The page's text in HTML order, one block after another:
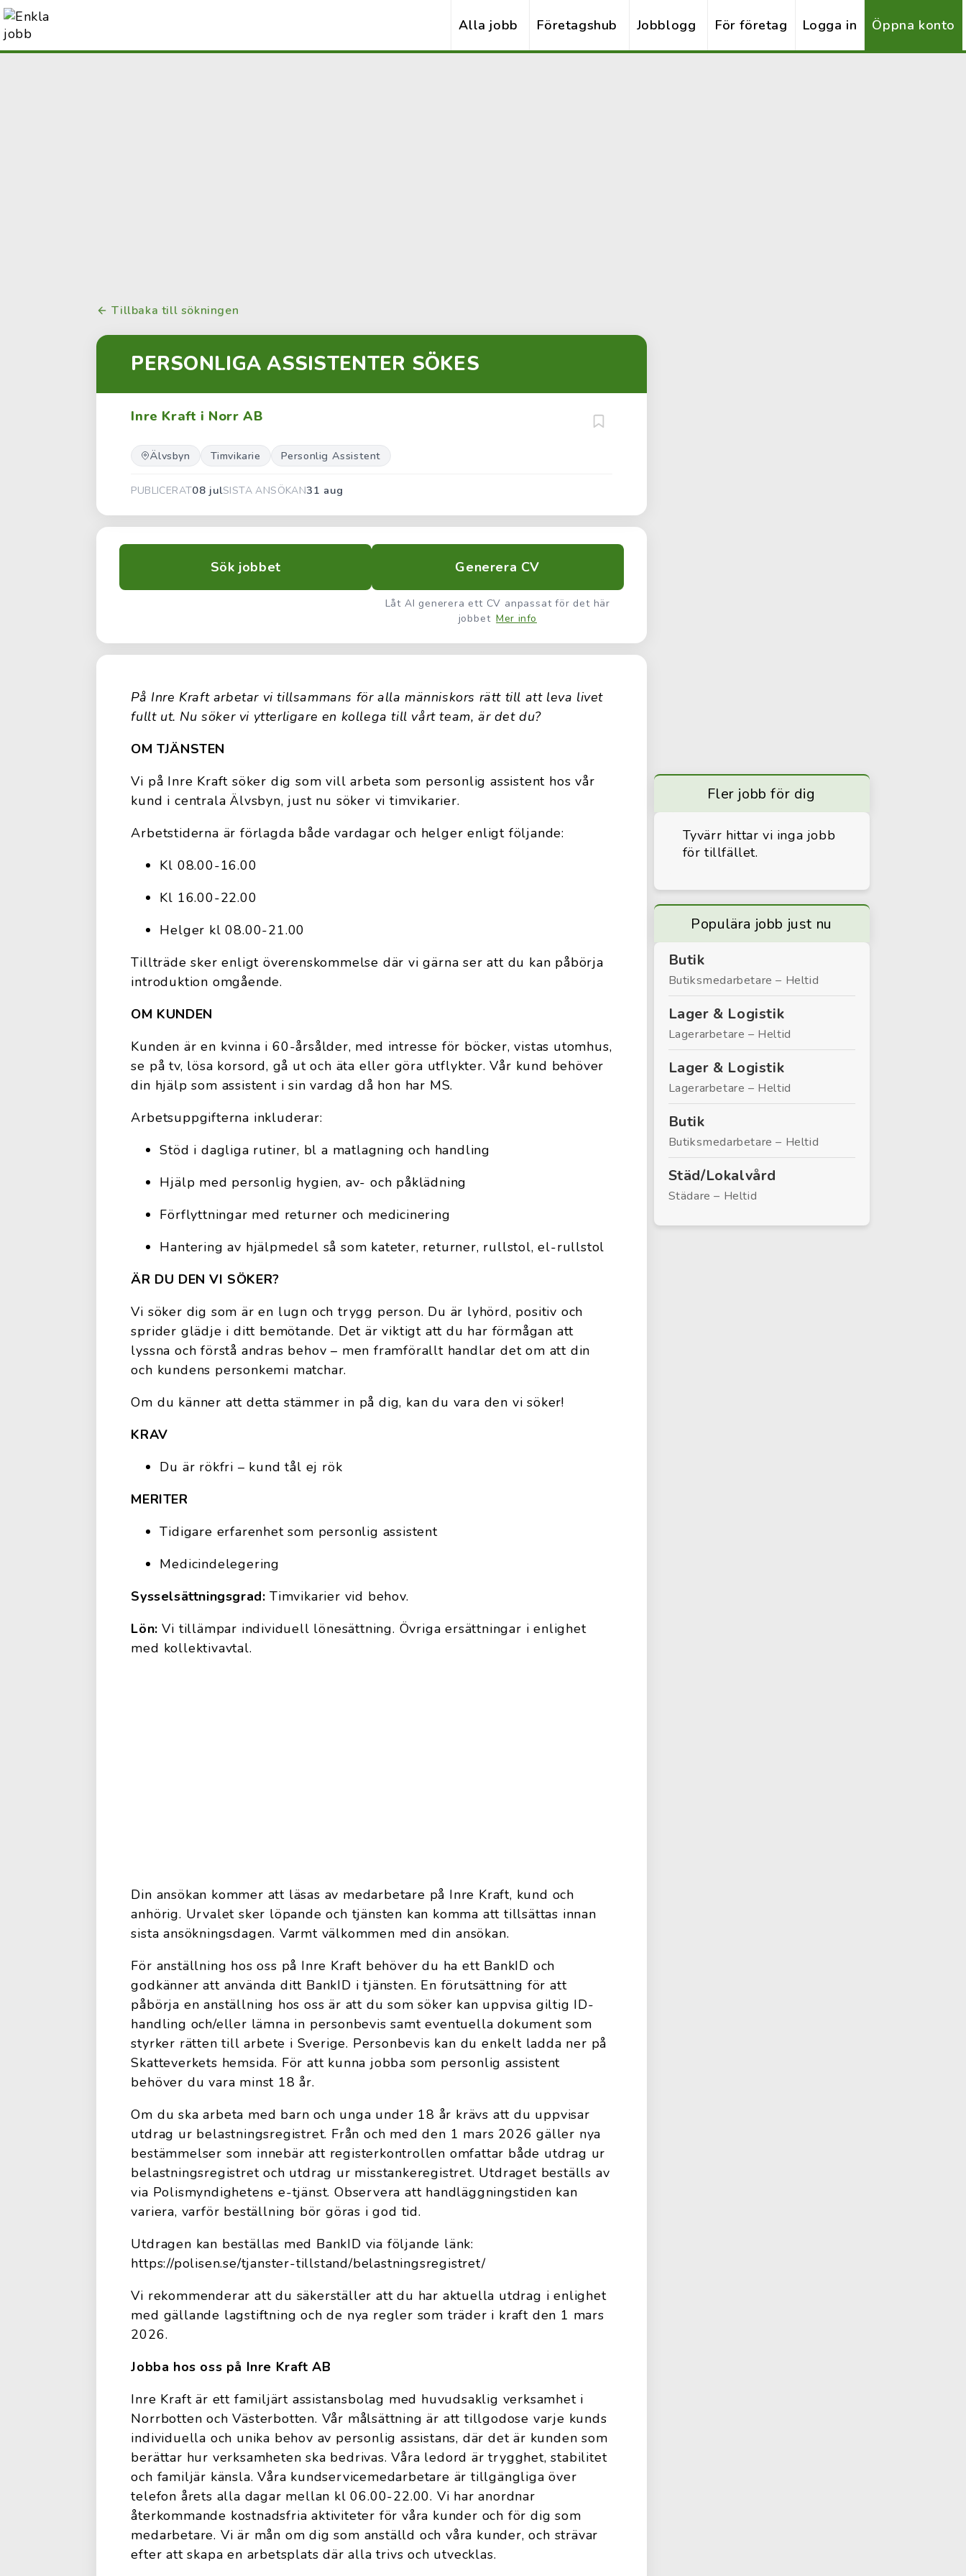
Alla jobb Företagshub Jobblogg För företag Logga in Öppna konto
Tillbaka till sökningen
PERSONLIGA ASSISTENTER SÖKES
Inre Kraft i Norr AB
Älvsbyn Timvikarie Personlig Assistent
PUBLICERAT08 julSISTA ANSÖKAN31 aug
Sök jobbet Generera CV
Låt AI generera ett CV anpassat för det här
jobbet Mer info
På Inre Kraft arbetar vi tillsammans för alla människors rätt till att leva livet
fullt ut. Nu söker vi ytterligare en kollega till vårt team, är det du?
OM TJÄNSTEN
Vi på Inre Kraft söker dig som vill arbeta som personlig assistent hos vår
kund i centrala Älvsbyn, just nu söker vi timvikarier.
Arbetstiderna är förlagda både vardagar och helger enligt följande:
Kl 08.00-16.00
Kl 16.00-22.00
Helger kl 08.00-21.00
Tillträde sker enligt överenskommelse där vi gärna ser att du kan påbörja
introduktion omgående.
OM KUNDEN
Kunden är en kvinna i 60-årsålder, med intresse för böcker, vistas utomhus,
se på tv, lösa korsord, gå ut och äta eller göra utflykter. Vår kund behöver
din hjälp som assistent i sin vardag då hon har MS.
Arbetsuppgifterna inkluderar:
Stöd i dagliga rutiner, bl a matlagning och handling
Hjälp med personlig hygien, av- och påklädning
Förflyttningar med returner och medicinering
Hantering av hjälpmedel så som kateter, returner, rullstol, el-rullstol
ÄR DU DEN VI SÖKER?
Vi söker dig som är en lugn och trygg person. Du är lyhörd, positiv och
sprider glädje i ditt bemötande. Det är viktigt att du har förmågan att
lyssna och förstå andras behov – men framförallt handlar det om att din
och kundens personkemi matchar.
Om du känner att detta stämmer in på dig, kan du vara den vi söker!
KRAV
Du är rökfri – kund tål ej rök
MERITER
Tidigare erfarenhet som personlig assistent
Medicindelegering
Sysselsättningsgrad:Timvikarier vid behov.
Lön:Vi tillämpar individuell lönesättning. Övriga ersättningar i enlighet
med kollektivavtal.
Din ansökan kommer att läsas av medarbetare på Inre Kraft, kund och
anhörig. Urvalet sker löpande och tjänsten kan komma att tillsättas innan
sista ansökningsdagen. Varmt välkommen med din ansökan.
För anställning hos oss på Inre Kraft behöver du ha ett BankID och
godkänner att använda ditt BankID i tjänsten. En förutsättning för att
påbörja en anställning hos oss är att du som söker kan uppvisa giltig ID-
handling och/eller lämna in personbevis samt eventuella dokument som
styrker rätten till arbete i Sverige. Personbevis kan du enkelt ladda ner på
Skatteverkets hemsida. För att kunna jobba som personlig assistent
behöver du vara minst 18 år.
Om du ska arbeta med barn och unga under 18 år krävs att du uppvisar
utdrag ur belastningsregistret. Från och med den 1 mars 2026 gäller nya
bestämmelser som innebär att registerkontrollen omfattar både utdrag ur
belastningsregistret och utdrag ur misstankeregistret. Utdraget beställs av
via Polismyndighetens e-tjänst. Observera att handläggningstiden kan
variera, varför beställning bör göras i god tid.
Utdragen kan beställas med BankID via följande länk:
https://polisen.se/tjanster-tillstand/belastningsregistret/
Vi rekommenderar att du säkerställer att du har aktuella utdrag i enlighet
med gällande lagstiftning och de nya regler som träder i kraft den 1 mars
2026.
Jobba hos oss på Inre Kraft AB
Inre Kraft är ett familjärt assistansbolag med huvudsaklig verksamhet i
Norrbotten och Västerbotten. Vår målsättning är att tillgodose varje kunds
individuella och unika behov av personlig assistans, där det är kunden som
berättar hur verksamheten ska bedrivas. Våra ledord är trygghet, stabilitet
och familjär känsla. Våra kundservicemedarbetare är tillgängliga över
telefon årets alla dagar mellan kl 06.00-22.00. Vi har anordnar
återkommande kostnadsfria aktiviteter för våra kunder och för dig som
medarbetare. Vi är mån om dig som anställd och våra kunder, och strävar
efter att skapa en arbetsplats där alla trivs och utvecklas.
Fler jobb för dig
Tyvärr hittar vi inga jobb
för tillfället.
Populära jobb just nu
Butik
Butiksmedarbetare – Heltid
Lager & Logistik
Lagerarbetare – Heltid
Lager & Logistik
Lagerarbetare – Heltid
Butik
Butiksmedarbetare – Heltid
Städ/Lokalvård
Städare – Heltid